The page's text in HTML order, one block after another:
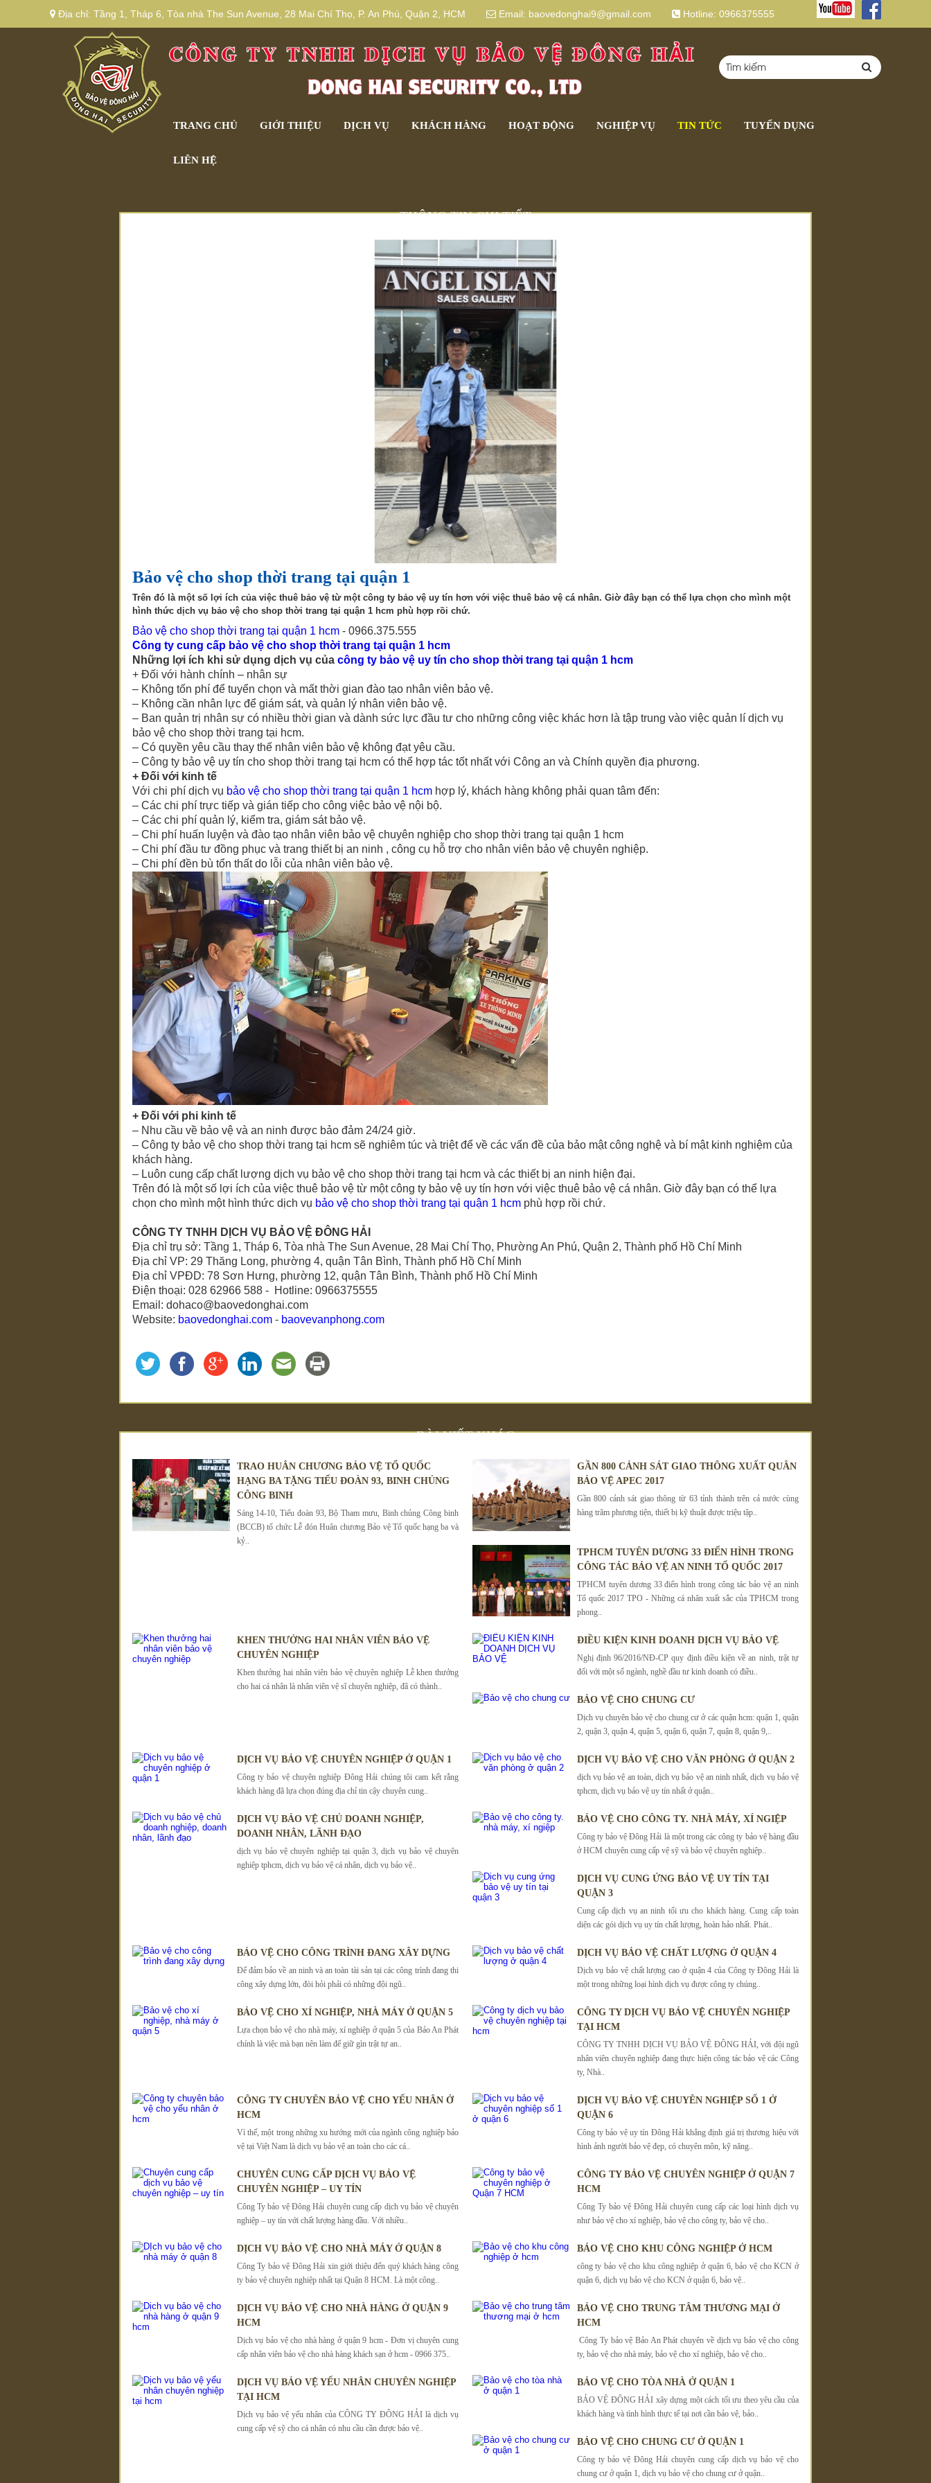
Địa chỉ: Tầng 1, Tháp 6, Tòa nhà The Sun Avenue, 28 Mai Chí Thọ, P. An Phú, Quận 2, HCM Email: baovedonghai9@gmail.com Hotline: 0966375555
TRANG CHỦ GIỚI THIỆU DỊCH VỤ KHÁCH HÀNG HOẠT ĐỘNG NGHIỆP VỤ TIN TỨC TUYỂN DỤNG
LIÊN HỆ
THÔNG TIN CHI TIẾT
Bảo vệ cho shop thời trang tại quận 1
Trên đó là một số lợi ích của việc thuê bảo vệ từ một công ty bảo vệ uy tín hơn với việc thuê bảo vệ cá nhân. Giờ đây bạn có thể lựa chọn cho mình một
hình thức dịch vụ bảo vệ cho shop thời trang tại quận 1 hcm phù hợp rồi chứ.
Bảo vệ cho shop thời trang tại quận 1 hcm - 0966.375.555
Công ty cung cấp bảo vệ cho shop thời trang tại quận 1 hcm
Những lợi ích khi sử dụng dịch vụ của công ty bảo vệ uy tín cho shop thời trang tại quận 1 hcm
+ Đối với hành chính – nhân sự
– Không tốn phí để tuyển chọn và mất thời gian đào tạo nhân viên bảo vệ.
– Không cần nhân lực để giám sát, và quản lý nhân viên bảo vệ.
– Ban quản trị nhân sự có nhiều thời gian và dành sức lực đầu tư cho những công việc khác hơn là tập trung vào việc quản lí dịch vụ
bảo vệ cho shop thời trang tại hcm.
– Có quyền yêu cầu thay thế nhân viên bảo vệ không đạt yêu cầu.
– Công ty bảo vệ uy tín cho shop thời trang tại hcm có thể hợp tác tốt nhất với Công an và Chính quyền địa phương.
+ Đối với kinh tế
Với chi phí dịch vụ bảo vệ cho shop thời trang tại quận 1 hcm hợp lý, khách hàng không phải quan tâm đến:
– Các chi phí trực tiếp và gián tiếp cho công việc bảo vệ nội bộ.
– Các chi phí quản lý, kiểm tra, giám sát bảo vệ.
– Chi phí huấn luyện và đào tạo nhân viên bảo vệ chuyên nghiệp cho shop thời trang tại quận 1 hcm
– Chi phí đầu tư đồng phục và trang thiết bị an ninh , công cụ hỗ trợ cho nhân viên bảo vệ chuyên nghiệp.
– Chi phí đền bù tổn thất do lỗi của nhân viên bảo vệ.
+ Đối với phi kinh tế
– Nhu cầu về bảo vệ và an ninh được bảo đảm 24/24 giờ.
– Công ty bảo vệ cho shop thời trang tại hcm sẽ nghiêm túc và triệt để về các vấn đề của bảo mật công nghệ và bí mật kinh nghiệm của
khách hàng.
– Luôn cung cấp chất lượng dịch vụ bảo vệ cho shop thời trang tại hcm và các thiết bị an ninh hiện đại.
Trên đó là một số lợi ích của việc thuê bảo vệ từ một công ty bảo vệ uy tín hơn với việc thuê bảo vệ cá nhân. Giờ đây bạn có thể lựa
chọn cho mình một hình thức dịch vụ bảo vệ cho shop thời trang tại quận 1 hcm phù hợp rồi chứ.
CÔNG TY TNHH DỊCH VỤ BẢO VỆ ĐÔNG HẢI
Địa chỉ trụ sở: Tầng 1, Tháp 6, Tòa nhà The Sun Avenue, 28 Mai Chí Thọ, Phường An Phú, Quận 2, Thành phố Hồ Chí Minh
Địa chỉ VP: 29 Thăng Long, phường 4, quận Tân Bình, Thành phố Hồ Chí Minh
Địa chỉ VPĐD: 78 Sơn Hưng, phường 12, quận Tân Bình, Thành phố Hồ Chí Minh
Điện thoại: 028 62966 588 - Hotline: 0966375555
Email: dohaco@baovedonghai.com
Website: baovedonghai.com - baovevanphong.com
BÀI VIẾT KHÁC
TRAO HUÂN CHƯƠNG BẢO VỆ TỔ QUỐC
HẠNG BA TẶNG TIỂU ĐOÀN 93, BINH CHỦNG
CÔNG BINH
Sáng 14-10, Tiểu đoàn 93, Bộ Tham mưu, Binh chủng Công binh
(BCCB) tổ chức Lễ đón Huân chương Bảo vệ Tổ quốc hạng ba và
kỷ..
GẦN 800 CẢNH SÁT GIAO THÔNG XUẤT QUÂN
BẢO VỆ APEC 2017
Gần 800 cảnh sát giao thông từ 63 tỉnh thành trên cả nước cùng
hàng trăm phương tiện, thiết bị kỹ thuật được triệu tập..
TPHCM TUYÊN DƯƠNG 33 ĐIỂN HÌNH TRONG
CÔNG TÁC BẢO VỆ AN NINH TỔ QUỐC 2017
TPHCM tuyên dương 33 điển hình trong công tác bảo vệ an ninh
Tổ quốc 2017 TPO - Những cá nhân xuất sắc của TPHCM trong
phong..
KHEN THƯỞNG HAI NHÂN VIÊN BẢO VỆ
CHUYÊN NGHIỆP
Khen thưởng hai nhân viên bảo vệ chuyên nghiệp Lễ khen thưởng
cho hai cá nhân là nhân viên vệ sĩ chuyên nghiệp, đã có thành..
ĐIỀU KIỆN KINH DOANH DỊCH VỤ BẢO VỆ
Nghị định 96/2016/NĐ-CP quy định điều kiện về an ninh, trật tự
đối với một số ngành, nghề đầu tư kinh doanh có điều..
BẢO VỆ CHO CHUNG CƯ
Dịch vụ chuyên bảo vệ cho chung cư ở các quận hcm: quận 1, quận
2, quận 3, quận 4, quận 5, quận 6, quận 7, quận 8, quận 9,..
DỊCH VỤ BẢO VỆ CHUYÊN NGHIỆP Ở QUẬN 1
Công ty bảo vệ chuyên nghiệp Đông Hải chúng tôi cam kết rằng
khách hàng đã lựa chọn đúng địa chỉ tin cậy chuyên cung..
DỊCH VỤ BẢO VỆ CHO VĂN PHÒNG Ở QUẬN 2
dịch vụ bảo vệ an toàn, dịch vụ bảo vệ an ninh nhất, dịch vụ bảo vệ
tphcm, dịch vụ bảo vệ uy tín nhất ở quận..
DỊCH VỤ BẢO VỆ CHỦ DOANH NGHIỆP,
DOANH NHÂN, LÃNH ĐẠO
dịch vụ bảo vệ chuyên nghiệp tại quận 3, dịch vụ bảo vệ chuyên
nghiệp tphcm, dịch vụ bảo vệ cá nhân, dịch vụ bảo vệ..
BẢO VỆ CHO CÔNG TY. NHÀ MÁY, XÍ NGIỆP
Công ty bảo vệ Đông Hải là một trong các công ty bảo vệ hàng đầu
ở HCM chuyên cung cấp vệ sỹ và bảo vệ chuyên nghiệp..
DỊCH VỤ CUNG ỨNG BẢO VỆ UY TÍN TẠI
QUẬN 3
Cung cấp dịch vụ an ninh tối ưu cho khách hàng. Cung cấp toàn
diện các gói dịch vụ uy tín chất lượng, hoàn hảo nhất. Phát..
BẢO VỆ CHO CÔNG TRÌNH ĐANG XÂY DỰNG
Để đảm bảo về an ninh và an toàn tài sản tại các công trình đang thi
công xây dựng lớn, đòi hỏi phải có những đội ngũ..
DỊCH VỤ BẢO VỆ CHẤT LƯỢNG Ở QUẬN 4
Dịch vụ bảo vệ chất lượng cao ở quận 4 của Công ty Đông Hải là
một trong những loại hình dịch vụ được công ty chúng..
BẢO VỆ CHO XÍ NGHIỆP, NHÀ MÁY Ở QUẬN 5
Lựa chọn bảo vệ cho nhà máy, xí nghiệp ở quận 5 của Bảo An Phát
chính là việc mà bạn nên làm để giữ gìn trật tự an..
CÔNG TY DỊCH VỤ BẢO VỆ CHUYÊN NGHIỆP
TẠI HCM
CÔNG TY TNHH DỊCH VỤ BẢO VỆ ĐÔNG HẢI, với đội ngũ
nhân viên chuyên nghiệp đang thực hiện công tác bảo vệ các Công
ty, Nhà..
CÔNG TY CHUYÊN BẢO VỆ CHO YẾU NHÂN Ở
HCM
Vì thế, một trong những xu hướng mới của ngành công nghiệp bảo
vệ tại Việt Nam là dịch vụ bảo vệ an toàn cho các cá..
DỊCH VỤ BẢO VỆ CHUYÊN NGHIỆP SỐ 1 Ở
QUẬN 6
Công ty bảo vệ uy tín Đông Hải khẳng định giá trị thương hiệu với
hình ảnh người bảo vệ đẹp, có chuyên môn, kỹ năng..
CHUYÊN CUNG CẤP DỊCH VỤ BẢO VỆ
CHUYÊN NGHIỆP – UY TÍN
Công Ty bảo vệ Đông Hải chuyên cung cấp dịch vụ bảo vệ chuyên
nghiệp – uy tín với chất lượng hàng đầu. Với nhiều..
CÔNG TY BẢO VỆ CHUYÊN NGHIỆP Ở QUẬN 7
HCM
Công Ty bảo vệ Đông Hải chuyên cung cấp các loại hình dịch vụ
như bảo vệ cho xí nghiệp, bảo vệ cho công ty, bảo vệ cho..
DỊCH VỤ BẢO VỆ CHO NHÀ MÁY Ở QUẬN 8
Công Ty bảo vệ Đông Hải xin giới thiệu đến quý khách hàng công
ty bảo vệ chuyên nghiệp nhất tại Quận 8 HCM. Là một công..
BẢO VỆ CHO KHU CÔNG NGHIỆP Ở HCM
công ty bảo vệ cho khu công nghiệp ở quận 6, bảo vệ cho KCN ở
quận 6, dịch vụ bảo vệ cho KCN ở quận 6, bảo vệ..
DỊCH VỤ BẢO VỆ CHO NHÀ HÀNG Ở QUẬN 9
HCM
Dịch vụ bảo vệ cho nhà hàng ở quận 9 hcm - Đơn vị chuyên cung
cấp nhân viên bảo vệ cho nhà hàng khách sạn ở hcm - 0966 375..
BẢO VỆ CHO TRUNG TÂM THƯƠNG MẠI Ở
HCM
Công Ty bảo vệ Bảo An Phát chuyên về dịch vụ bảo vệ cho công
ty, bảo vệ cho nhà máy, bảo vệ cho xí nghiệp, bảo vệ cho..
DỊCH VỤ BẢO VỆ YẾU NHÂN CHUYÊN NGHIỆP
TẠI HCM
Dịch vụ bảo vệ yếu nhân của CÔNG TY ĐÔNG HẢI là dịch vụ
cung cấp vệ sỹ cho cá nhân có nhu cầu cần được bảo vệ..
BẢO VỆ CHO TÒA NHÀ Ở QUẬN 1
BẢO VỆ ĐÔNG HẢI xây dựng một cách tối ưu theo yêu cầu của
khách hàng và tình hình thực tế tại nơi cần bảo vệ, bảo..
BẢO VỆ CHO CHUNG CƯ Ở QUẬN 1
Công ty bảo vệ Đông Hải chuyên cung cấp dịch vụ bảo vệ cho
chung cư ở quận 1, dịch vụ bảo vệ cho chung cư ở quận..